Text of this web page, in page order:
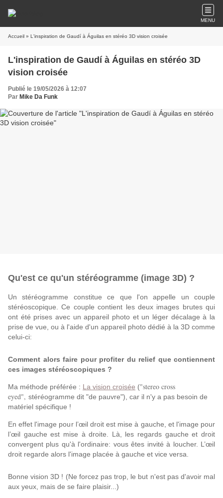
MENU
Accueil » L'inspiration de Gaudí à Águilas en stéréo 3D vision croisée
L'inspiration de Gaudí à Águilas en stéréo 3D
vision croisée
Publié le 19/05/2026 à 12:07
Par Mike Da Funk
Qu'est ce qu'un stéréogramme (image 3D) ?
Un stéréogramme constitue ce que l'on appelle un couple
stéréoscopique. Ce couple contient les deux images brutes qui
ont été prises avec un appareil photo et un léger décalage à la
prise de vue, ou à l'aide d'un appareil photo dédié à la 3D comme
celui-ci:
Comment alors faire pour profiter du relief que contiennent
ces images stéréoscopiques ?
Ma méthode préférée : La vision croisée ("stereo cross
eyed", stéréogramme dit "de pauvre"), car il n'y a pas besoin de
matériel spécifique !
En effet l'image pour l’œil droit est mise à gauche, et l'image pour
l’œil gauche est mise à droite. Là, les regards gauche et droit
convergent plus qu'à l'ordinaire: vous êtes invité à loucher. L’œil
droit regarde alors l'image placée à gauche et vice versa.
Bonne vision 3D ! (Ne forcez pas trop, le but n'est pas d'avoir mal
aux yeux, mais de se faire plaisir...)